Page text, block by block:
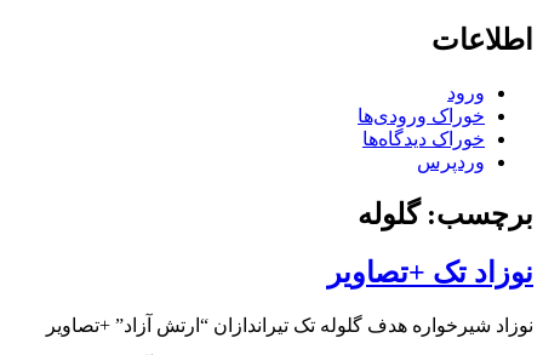
اطلاعات
ورود
خوراک ورودی‌ها
خوراک دیدگاه‌ها
وردپرس
برچسب: گلوله
نوزاد تک +تصاویر
نوزاد شیرخواره هدف گلوله تک تیراندازان “ارتش آزاد” +تصاویر